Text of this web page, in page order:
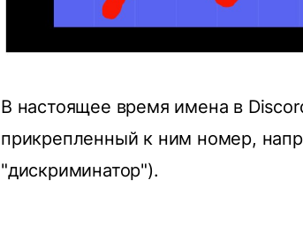
В настоящее время имена в
прикрепленный к ним номер,
"дискриминатор").